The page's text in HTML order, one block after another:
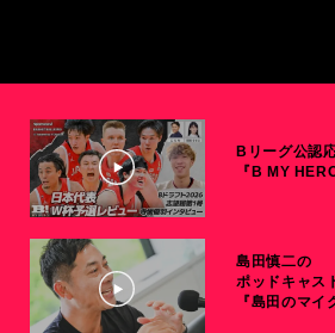
Bリーグ公認
『B MY
島田慎二の
ポッドキャス
『島田のマイ